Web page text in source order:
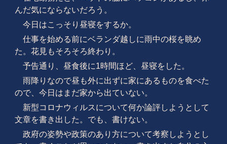
んだ気にならないだろう。
今日はこっそり昼寝をするか。
仕事を始める前にベランダ越しに雨中の桜を眺め
た。花見もそろそろ終わり。
予告通り、昼食後に1時間ほど、昼寝をした。
雨降りなので昼も外に出ずに家にあるものを食べた
ので、今日はまだ家から出ていない。
新型コロナウィルスについて何か論評しようとして
文章を書き出した。でも、書けない。
政府の姿勢や政策のあり方について考察しようとし